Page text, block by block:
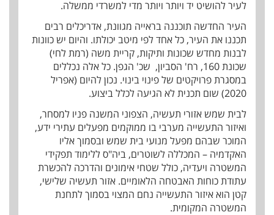
לעיר להושיט יד ויותר ויותר מדי למשרדי ממשלה.
העיר החדשה תוכננה בראייה מגוונת, אדריכלים רבים
תכננו את העיר, כל אחד לפי מיטב יכולתו. והיום יש כוונות
לבנות מחדש שכונות ותיקות, קריית משה (רמת לחי)
שכונת 160, רח' הסביון, שכ' הגפן. כל אלה נכללים
במסגרת פרויקטים של פינוי בינוי. נכון להיום (אפריל
2020) שום תכנית לא הגיעה לכלל ביצוע.
לבית שמש אזורי תעשיה, הצפוני המשנה פניו למסחר,
ואיזור התעשייה מערבי בו ממוקמים מפעלים עתירי ידע,
המוכר שבהם מפעל מנועי בית שמש ובסמוך אליו
האקדמיה – המכללה לשוטרים, ביה"ס ללימוד תפקידי
המשטרה ויעדיה, כולל שטחי אימונים והדרכה להכשרת
עתודת כוחות האבטחה הלאומיים. אזור תעשיה שלישי,
קטן הוא איזור התעשייה נחם המצוי בסמוך לתחנת
המשטרה המקומית.